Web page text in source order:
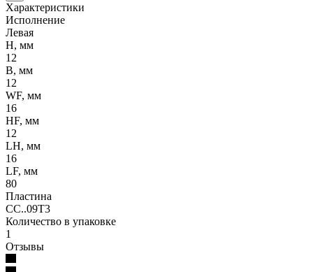
Характеристики
Исполнение
Левая
H, мм
12
B, мм
12
WF, мм
16
HF, мм
12
LH, мм
16
LF, мм
80
Пластина
CC..09T3
Количество в упаковке
1
Отзывы